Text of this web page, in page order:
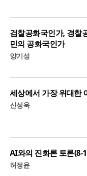
검찰공화국인가, 경찰
민의 공화국인가
양기성
세상에서 가장 위대한
신성욱
AI와의 진화론 토론(8-
허정윤